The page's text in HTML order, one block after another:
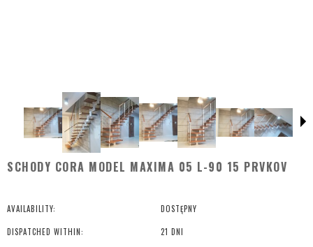
SCHODY CORA MODEL MAXIMA 05 L-90 15 PRVKOV
AVAILABILITY: DOSTĘPNY
DISPATCHED WITHIN: 21 DNI